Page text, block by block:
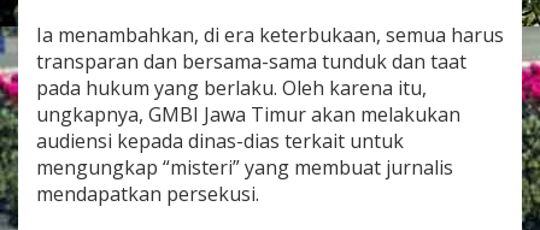
Ia menambahkan, di era keterbukaan, semua harus
transparan dan bersama-sama tunduk dan taat
pada hukum yang berlaku. Oleh karena itu,
ungkapnya, GMBI Jawa Timur akan melakukan
audiensi kepada dinas-dias terkait untuk
mengungkap “misteri” yang membuat jurnalis
mendapatkan persekusi.